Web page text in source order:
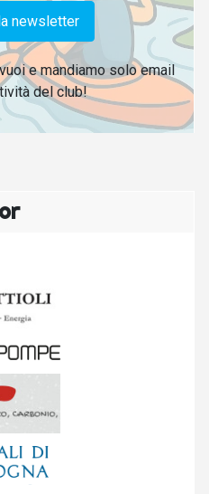
newsletter
e mandiamo solo email
del club!